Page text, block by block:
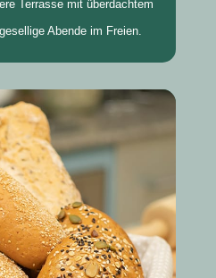
Terrasse mit überdachtem
Abende im Freien.